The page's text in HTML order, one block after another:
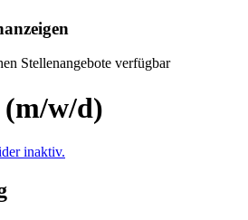
Stellenangebote verfügbar
w/d)
inaktiv.